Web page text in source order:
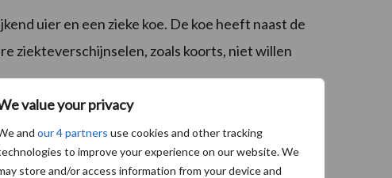
value your privacy
and our 4 partners use cookies and other tracking
to improve your experience on our website. We
store and/or access information from your device and
uier en een zieke koe. De koe heeft naast de
ziekteverschijnselen, zoals koorts, niet willen
zichtbare veranderingen zorgt, spreken we